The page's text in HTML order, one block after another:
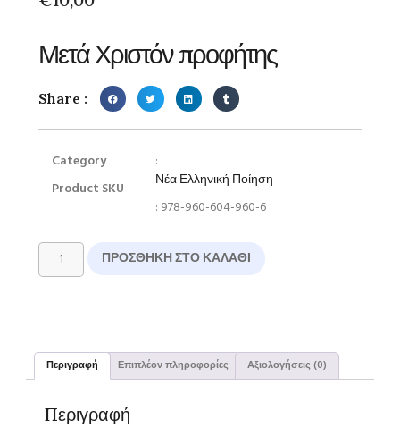
Μετά Χριστόν προφήτης
Share :
Category
Product SKU
:
Νέα Ελληνική Ποίηση
: 978-960-604-960-6
ΠΡΟΣΘΉΚΗ ΣΤΟ ΚΑΛΆΘΙ
Περιγραφή Επιπλέον πληροφορίες Αξιολογήσεις (0)
Περιγραφή